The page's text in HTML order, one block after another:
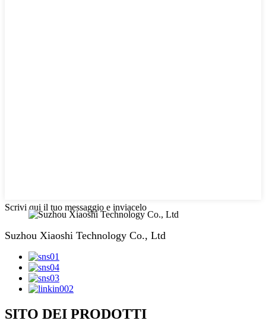
Scrivi qui il tuo messaggio e inviacelo
Suzhou Xiaoshi Technology Co., Ltd
SITO DEI PRODOTTI